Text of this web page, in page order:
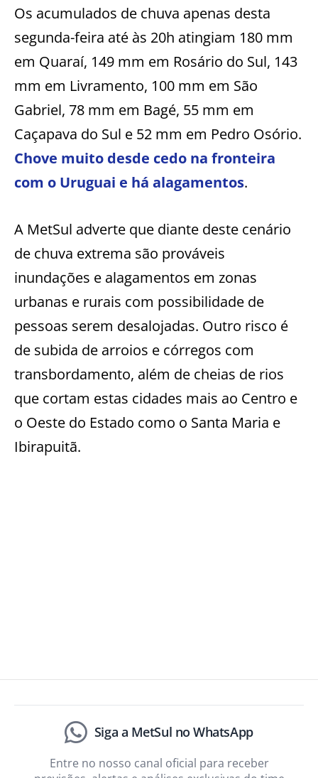
Os acumulados de chuva apenas desta
segunda-feira até às 20h atingiam 180 mm
em Quaraí, 149 mm em Rosário do Sul, 143
mm em Livramento, 100 mm em São
Gabriel, 78 mm em Bagé, 55 mm em
Caçapava do Sul e 52 mm em Pedro Osório.
Chove muito desde cedo na fronteira
com o Uruguai e há alagamentos.
A MetSul adverte que diante deste cenário
de chuva extrema são prováveis
inundações e alagamentos em zonas
urbanas e rurais com possibilidade de
pessoas serem desalojadas. Outro risco é
de subida de arroios e córregos com
transbordamento, além de cheias de rios
que cortam estas cidades mais ao Centro e
o Oeste do Estado como o Santa Maria e
Ibirapuitã.
Siga a MetSul no WhatsApp
Entre no nosso canal oficial para receber